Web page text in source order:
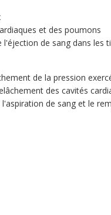
et des poumons
de sang dans les
de la pression
des cavités
de sang et le